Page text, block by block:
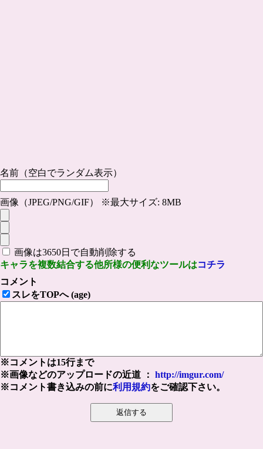
名前（空白でランダム表示）
画像（JPEG/PNG/GIF） ※最大サイズ: 8MB
画像は3650日で自動削除する
キャラを複数結合する他所様の便利なツールはコチラ
コメント
スレをTOPへ (age)
※コメントは15行まで
※画像などのアップロードの近道 ： http://imgur.com/
※コメント書き込みの前に利用規約をご確認下さい。